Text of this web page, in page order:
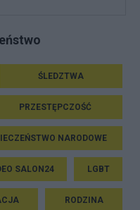
ŚLEDZTWA
PRZESTĘPCZOŚĆ
NARODOWE
SALON24 LGBT
RODZINA